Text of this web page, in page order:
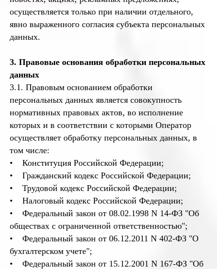
осуществляется только при наличии отдельного,
явно выраженного согласия субъекта персональных
данных.
3. Правовые основания обработки персональных
данных
3.1. Правовым основанием обработки
персональных данных является совокупность
нормативных правовых актов, во исполнение
которых и в соответствии с которыми Оператор
осуществляет обработку персональных данных, в
том числе:
• Конституция Российской Федерации;
• Гражданский кодекс Российской Федерации;
• Трудовой кодекс Российской Федерации;
• Налоговый кодекс Российской Федерации;
• Федеральный закон от 08.02.1998 N 14-ФЗ "Об
обществах с ограниченной ответственностью";
• Федеральный закон от 06.12.2011 N 402-ФЗ "О
бухгалтерском учете";
• Федеральный закон от 15.12.2001 N 167-ФЗ "Об